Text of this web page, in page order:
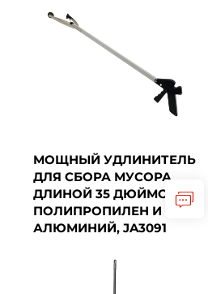
МОЩНЫЙ УДЛИНИТЕЛЬ
ДЛЯ СБОРА МУСОРА
ДЛИНОЙ 35 ДЮЙМОВ,
ПОЛИПРОПИЛЕН И
АЛЮМИНИЙ, JA3091